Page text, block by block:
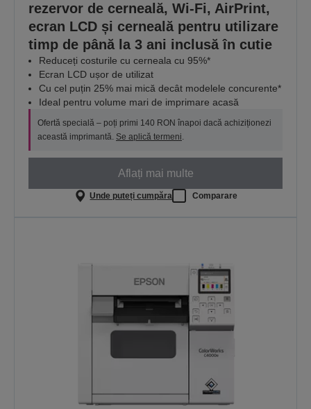
rezervor de cerneală, Wi-Fi, AirPrint,
ecran LCD și cerneală pentru utilizare
timp de până la 3 ani inclusă în cutie
Reduceți costurile cu cerneala cu 95%*
Ecran LCD ușor de utilizat
Cu cel puțin 25% mai mică decât modelele concurente*
Ideal pentru volume mari de imprimare acasă
Ofertă specială – poți primi 140 RON înapoi dacă achiziționezi
această imprimantă. Se aplică termeni.
Aflați mai multe
Unde puteți cumpăra Comparare